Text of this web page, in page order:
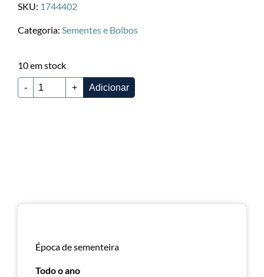
SKU: 1744402
Categoria: Sementes e Bolbos
10 em stock
- + Adicionar
Época de sementeira
Todo o ano